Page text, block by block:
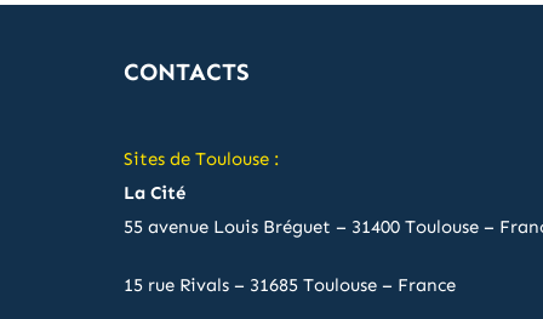
CONTACTS
Sites de Toulouse :
La Cité
55 avenue Louis Bréguet – 31400 Toulouse –
15 rue Rivals – 31685 Toulouse – France